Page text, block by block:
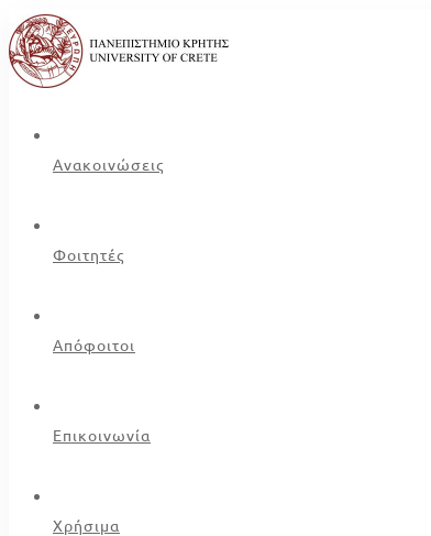
Ανακοινώσεις
Φοιτητές
Απόφοιτοι
Επικοινωνία
Χρήσιμα